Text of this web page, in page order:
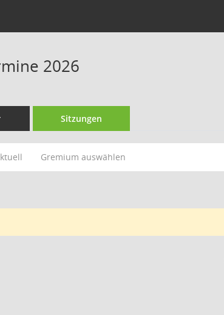
2026
Sitzungen
Gremium auswählen